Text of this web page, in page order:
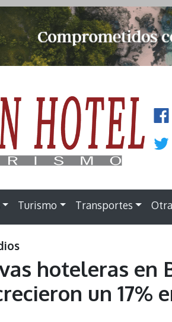
Turismo Transportes
hoteleras en
un 17%